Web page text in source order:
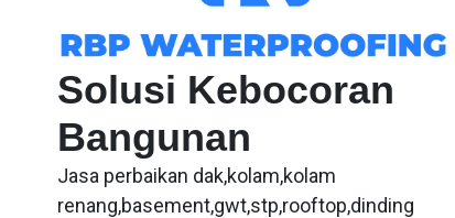
Solusi Kebocoran
Bangunan
Jasa perbaikan dak,kolam,kolam
renang,basement,gwt,stp,rooftop,dinding